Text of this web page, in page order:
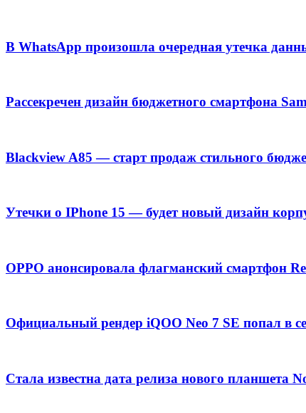
В WhatsApp произошла очередная утечка
Рассекречен дизайн бюджетного смартфона
Blackview A85 — старт продаж стильного
Утечки о IPhone 15 — будет новый дизайн
OPPO анонсировала флагманский смартфон
Официальный рендер iQOO Neo 7 SE попал в
Стала известна дата релиза нового планшета